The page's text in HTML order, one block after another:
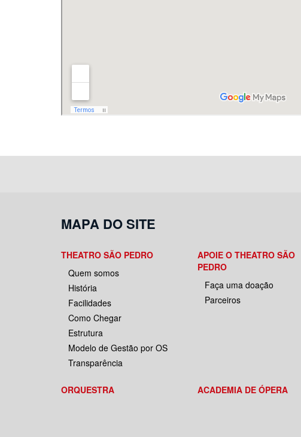
MAPA DO SITE
THEATRO SÃO PEDRO
Quem somos
História
Facilidades
Como Chegar
Estrutura
Modelo de Gestão por OS
Transparência
APOIE O THEATRO SÃO
PEDRO
Faça uma doação
Parceiros
ORQUESTRA ACADEMIA DE ÓPERA